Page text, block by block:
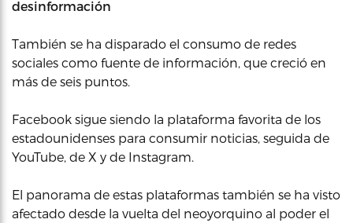
desinformación
También se ha disparado el consumo de redes
sociales como fuente de información, que creció en
más de seis puntos.
Facebook sigue siendo la plataforma favorita de los
estadounidenses para consumir noticias, seguida de
YouTube, de X y de Instagram.
El panorama de estas plataformas también se ha visto
afectado desde la vuelta del neoyorquino al poder el